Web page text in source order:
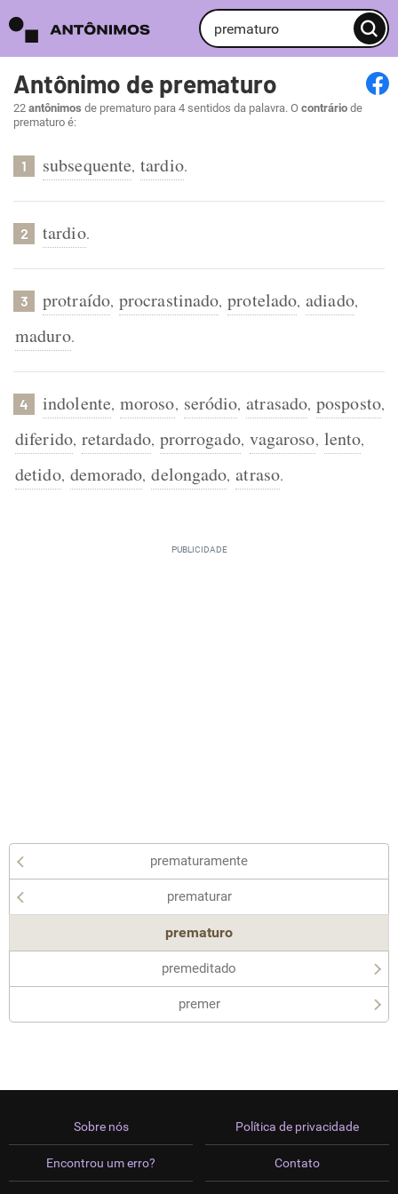
Antônimo de prematuro
22 antônimos de prematuro para 4 sentidos da palavra. O contrário de
prematuro é:
1 subsequente, tardio.
2 tardio.
3 protraído, procrastinado, protelado, adiado,
maduro.
4 indolente, moroso, seródio, atrasado, posposto,
diferido, retardado, prorrogado, vagaroso, lento,
detido, demorado, delongado, atraso.
prematuramente
prematurar
prematuro
premeditado
premer
Sobre nós
Encontrou um erro?
Política de privacidade
Contato